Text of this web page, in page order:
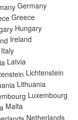
Germany
Greece
Hungary
Ireland
Italy
Latvia
Lichtenstein
Lithuania
Luxembourg
Malta
Netherlands